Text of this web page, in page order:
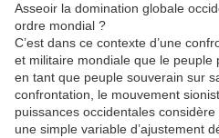
Asseoir la domination globale
ordre mondial ?
C’est dans ce contexte d’une
et militaire mondiale que le
en tant que peuple souverain sur
confrontation, le mouvement
puissances occidentales
une simple variable d’ajustement